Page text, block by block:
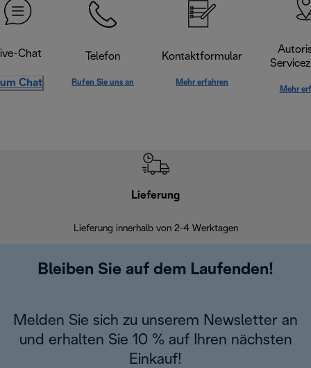
Chat
Chat
Telefon
Rufen Sie uns an
Kontaktformular
Mehr erfahren
Mehr
Lieferung
Lieferung innerhalb von 2-4 Werktagen
Bleiben Sie auf dem Laufenden!
Melden Sie sich zu unserem Newsletter an
und erhalten Sie 10 % auf Ihren nächsten
Einkauf!